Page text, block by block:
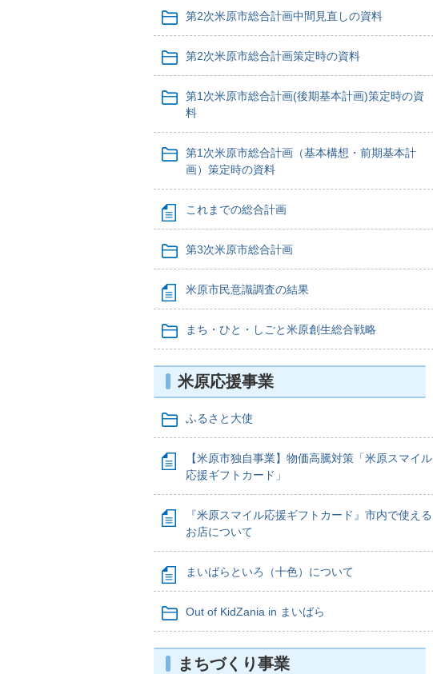
第2次米原市総合計画中間見直しの資料
第2次米原市総合計画策定時の資料
第1次米原市総合計画(後期基本計画)策定時の資
料
第1次米原市総合計画（基本構想・前期基本計
画）策定時の資料
これまでの総合計画
第3次米原市総合計画
米原市民意識調査の結果
まち・ひと・しごと米原創生総合戦略
米原応援事業
ふるさと大使
【米原市独自事業】物価高騰対策「米原スマイル
応援ギフトカード」
『米原スマイル応援ギフトカード』市内で使える
お店について
まいばらといろ（十色）について
Out of KidZania in まいばら
まちづくり事業